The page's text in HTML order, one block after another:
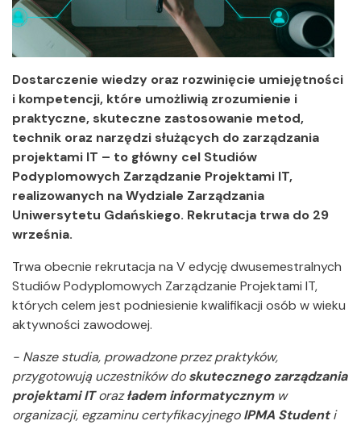
Dostarczenie wiedzy oraz rozwinięcie umiejętności
i kompetencji, które umożliwią zrozumienie i
praktyczne, skuteczne zastosowanie metod,
technik oraz narzędzi służących do zarządzania
projektami IT – to główny cel Studiów
Podyplomowych Zarządzanie Projektami IT,
realizowanych na Wydziale Zarządzania
Uniwersytetu Gdańskiego. Rekrutacja trwa do 29
września.
Trwa obecnie rekrutacja na V edycję dwusemestralnych
Studiów Podyplomowych Zarządzanie Projektami IT,
których celem jest podniesienie kwalifikacji osób w wieku
aktywności zawodowej.
- Nasze studia, prowadzone przez praktyków,
przygotowują uczestników doskutecznego zarządzania
projektami ITorazładem informatycznymw
organizacji, egzaminu certyfikacyjnegoIPMA Studenti